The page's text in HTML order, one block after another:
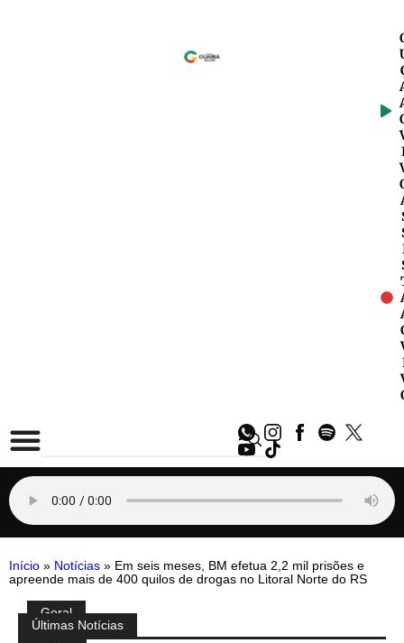
Início » Notícias » Em seis meses, BM efetua 2,2 mil prisões e
apreende mais de 400 quilos de drogas no Litoral Norte do RS
Compartilhe:
Geral
PÚltimas Notícias